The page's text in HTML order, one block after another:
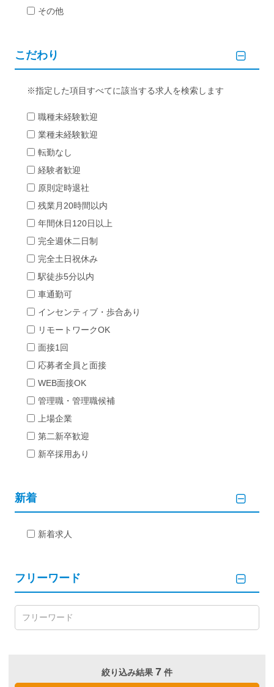
その他
こだわり
指定した項目すべてに該当する求人を検索します
職種未経験歓迎
業種未経験歓迎
転勤なし
経験者歓迎
原則定時退社
残業月20時間以内
年間休日120日以上
完全週休二日制
完全土日祝休み
駅徒歩5分以内
車通勤可
インセンティブ・歩合あり
リモートワークOK
面接1回
応募者全員と面接
WEB面接OK
管理職・管理職候補
上場企業
第二新卒歓迎
新卒採用あり
新着
新着求人
フリーワード
絞り込み結果 7 件